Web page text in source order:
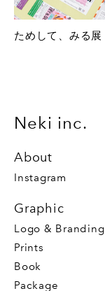
ためして、みる展
Neki inc.
About
Instagram
Graphic
Logo & Branding
Prints
Book
Package